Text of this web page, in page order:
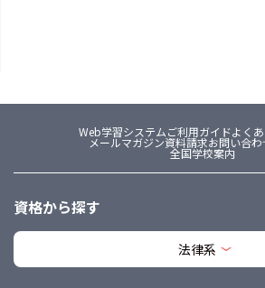
Web学習システムご利用ガイドよく
メールマガジン資料請求お問い合わ
全国学校案内
資格から探す
法律系